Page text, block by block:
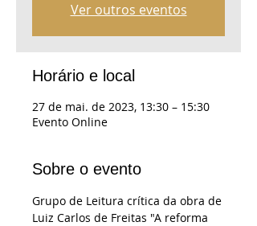
Ver outros eventos
Horário e local
27 de mai. de 2023, 13:30 – 15:30
Evento Online
Sobre o evento
Grupo de Leitura crítica da obra de
Luiz Carlos de Freitas "A reforma